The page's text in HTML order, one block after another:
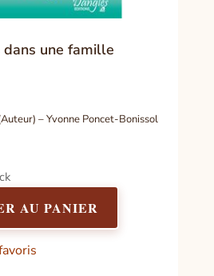
une famille
– Yvonne Poncet-Bonissol
AU PANIER